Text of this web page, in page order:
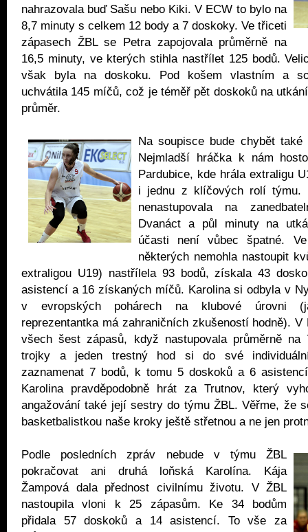
nahrazovala buď Sašu nebo Kiki. V ECW to bylo na
8,7 minuty s celkem 12 body a 7 doskoky. Ve třiceti
zápasech ŽBL se Petra zapojovala průměrně na
16,5 minuty, ve kterých stihla nastřílet 125 bodů.
však byla na doskoku. Pod košem vlastním a
uchvátila 145 míčů, což je téměř pět doskoků na
průměr.
Na soupisce bude chybět také
Nejmladší hráčka k nám
Pardubice, kde hrála extraligu
i jednu z klíčových rolí týmu.
nenastupovala na
Dvanáct a půl minuty na
účasti není vůbec špatné.
některých nemohla nastoupit
extraligou U19) nastřílela 93 bodů, získala 43
asistencí a 16 získaných míčů. Karolina si odbyla v
v evropských pohárech na klubové úrovni
reprezentantka má zahraničních zkušeností hodně). V
všech šest zápasů, když nastupovala průměrně
trojky a jeden trestný hod si do své
zaznamenat 7 bodů, k tomu 5 doskoků a 6
Karolina pravděpodobně hrát za Trutnov, který
angažování také její sestry do týmu ŽBL. Věřme, že
basketbalistkou naše kroky ještě střetnou a ne jen
Podle posledních zpráv nebude v týmu ŽBL
pokračovat ani druhá loňská Karolína. Kája
Žampová dala přednost civilnímu životu. V ŽBL
nastoupila vloni k 25 zápasům. Ke 34 bodům
přidala 57 doskoků a 14 asistencí. To vše za